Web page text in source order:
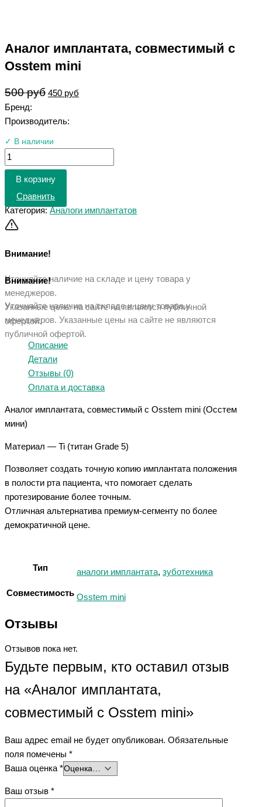
Аналог имплантата, совместимый с
Osstem mini
500руб 450 руб
Бренд:
Производитель:
✓ В наличии
В корзину
Сравнить
Категория: Аналоги имплантатов
Внимание!
Уточняйте наличие на складе и цену товара у
менеджеров.
Указанные цены на сайте не являются публичной
офертой.
Внимание!
Уточняйте наличие на складе и цену товара у
менеджеров. Указанные цены на сайте не являются
публичной офертой.
Описание
Детали
Отзывы (0)
Оплата и доставка
Аналог имплантата, совместимый с Osstem mini (Осстем
мини)
Материал — Ti (титан Grade 5)
Позволяет создать точную копию имплантата положения
в полости рта пациента, что помогает сделать
протезирование более точным.
Отличная альтернатива премиум-сегменту по более
демократичной цене.
Тип аналоги имплантата, зуботехника
Совместимость Osstem mini
Отзывы
Отзывов пока нет.
Будьте первым, кто оставил отзыв
на «Аналог имплантата,
совместимый с Osstem mini»
Ваш адрес email не будет опубликован. Обязательные
поля помечены *
Ваша оценка *
Ваш отзыв *